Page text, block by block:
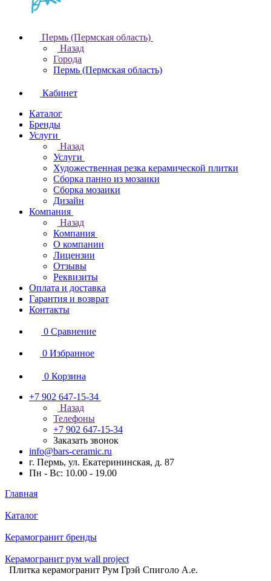
Пермь (Пермская область)
Назад
Города
Пермь (Пермская область)
Кабинет
Каталог
Бренды
Услуги
Назад
Услуги
Художественная резка керамической плитки
Сборка панно из мозаики
Сборка мозаики
Дизайн
Компания
Назад
Компания
О компании
Лицензии
Отзывы
Реквизиты
Оплата и доставка
Гарантия и возврат
Контакты
0 Сравнение
0 Избранное
0 Корзина
+7 902 647-15-34
Назад
Телефоны
+7 902 647-15-34
Заказать звонок
info@bars-ceramic.ru
г. Пермь, ул. Екатерининская, д. 87
Пн - Вс: 10.00 - 19.00
Главная
Каталог
Керамогранит бренды
Керамогранит рум wall project
Плитка керамогранит Рум Грэй Спиголо А.е.